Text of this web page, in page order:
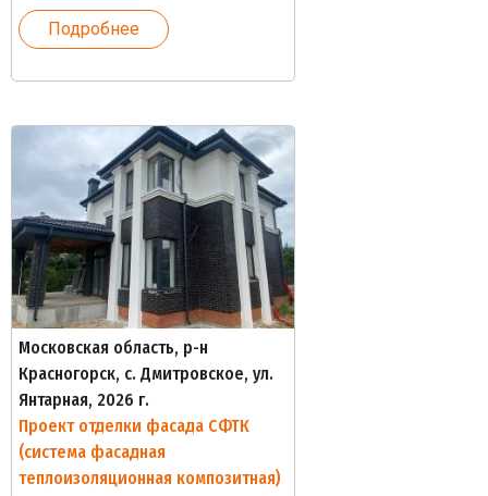
Подробнее
Московская область, р-н
Красногорск, с. Дмитровское, ул.
Янтарная, 2026 г.
Проект отделки фасада СФТК
(система фасадная
теплоизоляционная композитная)